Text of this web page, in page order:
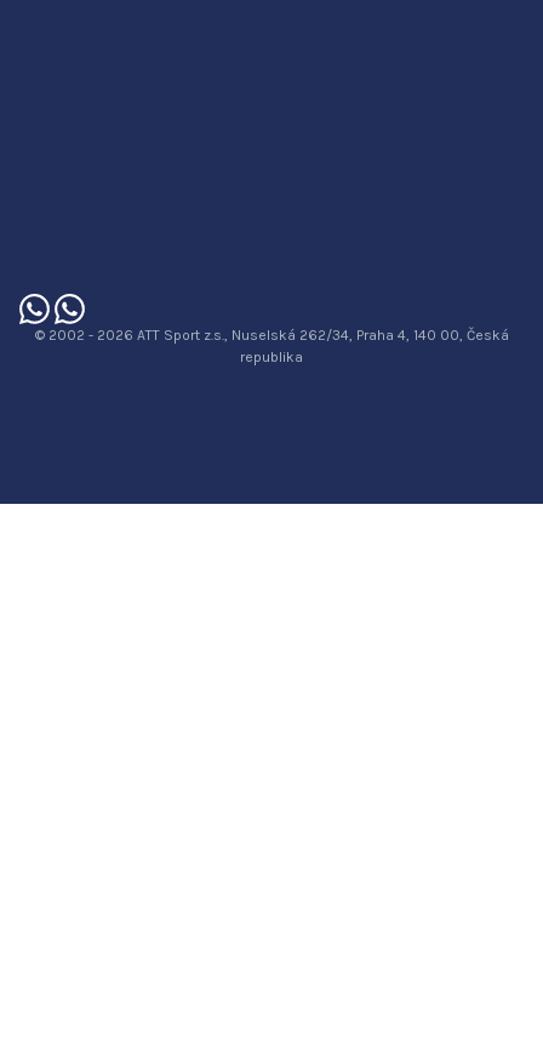
© 2002 - 2026 ATT Sport z.s., Nuselská 262/34, Praha 4, 140 00, Česká
republika